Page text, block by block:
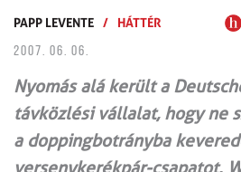
PAPP LEVENTE / HÁTTÉR
2007. 06. 06.
Nyomás alá került a
távközlési vállalat, hogy ne
a doppingbotrányba
versenykerékpár-csapatot.